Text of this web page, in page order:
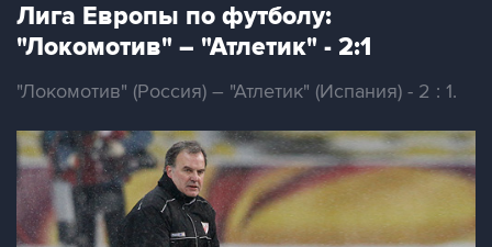
Лига Европы по футболу:
"Локомотив" – "Атлетик" - 2:1
"Локомотив" (Россия) – "Атлетик" (Испания) - 2 : 1.